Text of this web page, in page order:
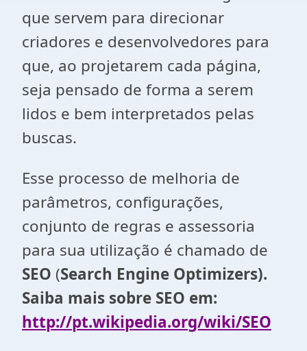
que servem para direcionar
criadores e desenvolvedores para
que, ao projetarem cada página,
seja pensado de forma a serem
lidos e bem interpretados pelas
buscas.
Esse processo de melhoria de
parâmetros, configurações,
conjunto de regras e assessoria
para sua utilização é chamado de
SEO (Search Engine Optimizers).
Saiba mais sobre SEO em:
http://pt.wikipedia.org/wiki/SEO